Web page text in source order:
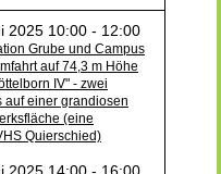
2025 10:00 - 12:00
Grube und Campus
auf 74,3 m Höhe
IV" - zwei
auf einer grandiosen
(eine
Quierschied)